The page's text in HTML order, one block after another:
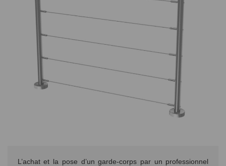
L’achat et la pose d’un garde-corps par un professionnel